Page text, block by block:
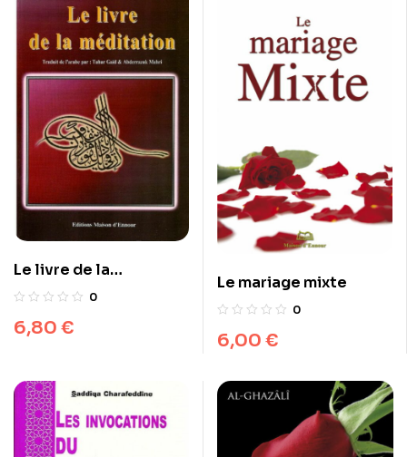
Le livre de la
méditation
0
6,80 €
Le mariage mixte
0
6,00 €